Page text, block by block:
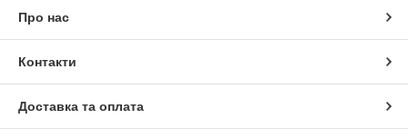
Про нас
Контакти
Доставка та оплата